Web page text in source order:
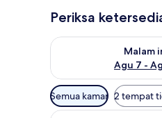
Periksa
Malam
Agu 7 -
Periksa ketersediaan
Filter
tersedia
Semua kamar 2 tempat